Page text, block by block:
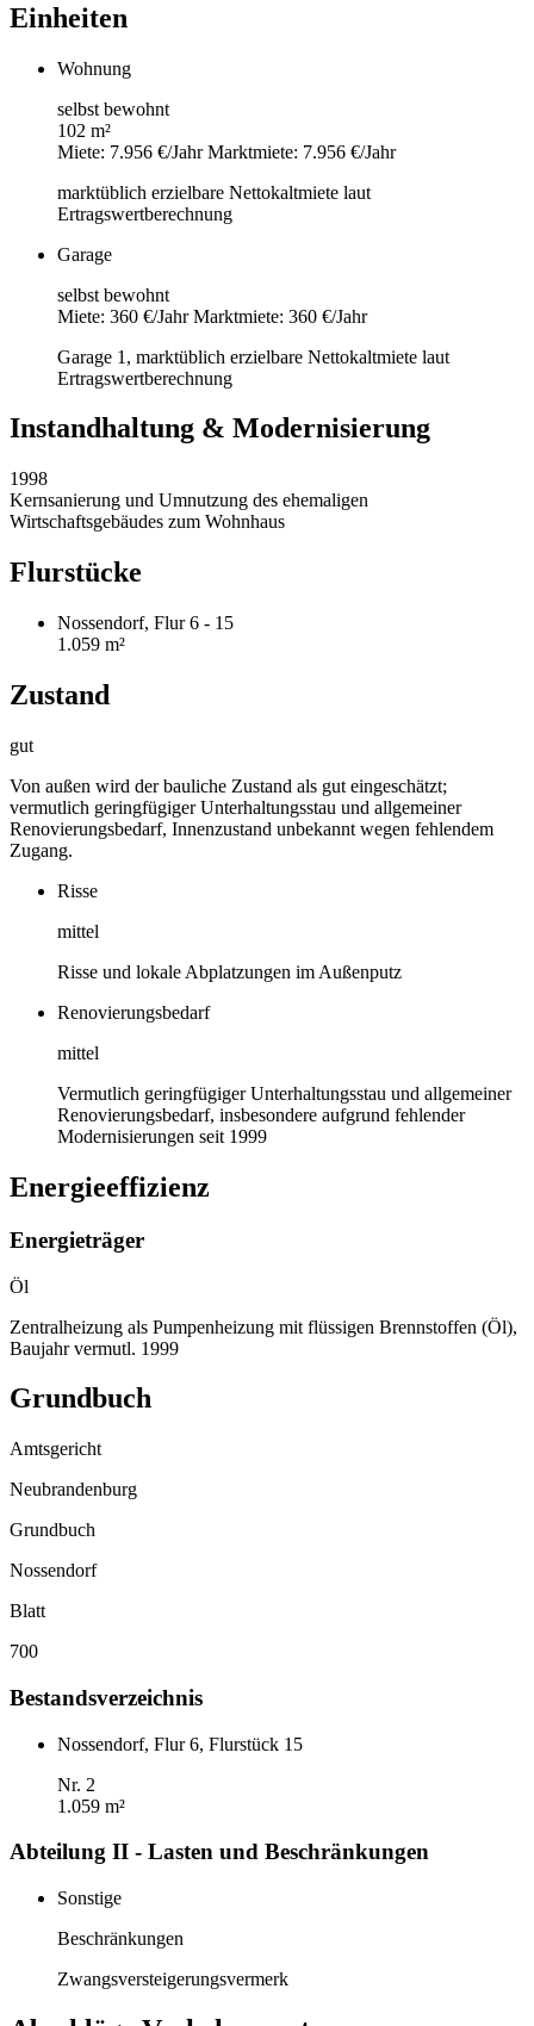
Einheiten
Wohnung
selbst bewohnt
102 m²
Miete: 7.956 €/JahrMarktmiete: 7.956 €/Jahr
marktüblich erzielbare Nettokaltmiete laut
Ertragswertberechnung
Garage
selbst bewohnt
Miete: 360 €/JahrMarktmiete: 360 €/Jahr
Garage 1, marktüblich erzielbare Nettokaltmiete laut
Ertragswertberechnung
Instandhaltung & Modernisierung
1998
Kernsanierung und Umnutzung des ehemaligen
Wirtschaftsgebäudes zum Wohnhaus
Flurstücke
Nossendorf, Flur 6 - 15
1.059 m²
Zustand
gut
Von außen wird der bauliche Zustand als gut eingeschätzt;
vermutlich geringfügiger Unterhaltungsstau und allgemeiner
Renovierungsbedarf, Innenzustand unbekannt wegen fehlendem
Zugang.
Risse
mittel
Risse und lokale Abplatzungen im Außenputz
Renovierungsbedarf
mittel
Vermutlich geringfügiger Unterhaltungsstau und allgemeiner
Renovierungsbedarf, insbesondere aufgrund fehlender
Modernisierungen seit 1999
Energieeffizienz
Energieträger
Öl
Zentralheizung als Pumpenheizung mit flüssigen Brennstoffen (Öl),
Baujahr vermutl. 1999
Grundbuch
Amtsgericht
Neubrandenburg
Grundbuch
Nossendorf
Blatt
700
Bestandsverzeichnis
Nossendorf, Flur 6, Flurstück 15
Nr. 2
1.059 m²
Abteilung II - Lasten und Beschränkungen
Sonstige
Beschränkungen
Zwangsversteigerungsvermerk